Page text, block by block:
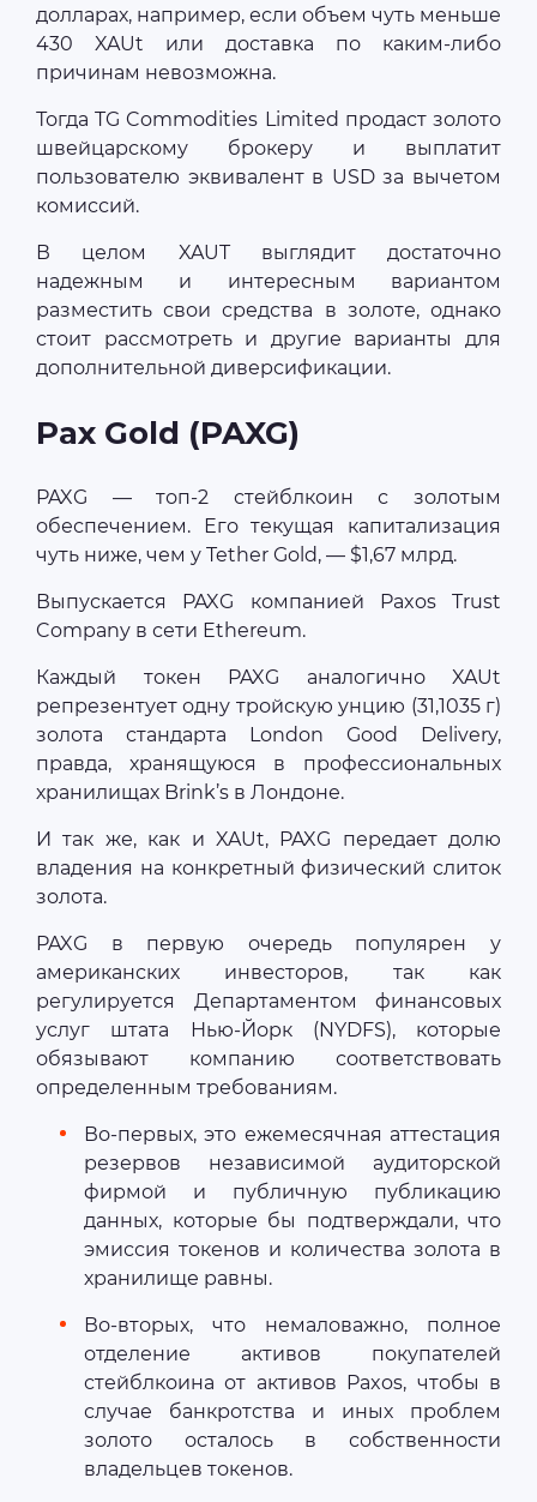
долларах, например, если объем чуть меньше
430 XAUt или доставка по каким-либо
причинам невозможна.
Тогда TG Commodities Limited продаст золото
швейцарскому брокеру и выплатит
пользователю эквивалент в USD за вычетом
комиссий.
В целом XAUT выглядит достаточно
надежным и интересным вариантом
разместить свои средства в золоте, однако
стоит рассмотреть и другие варианты для
дополнительной диверсификации.
Pax Gold (PAXG)
PAXG — топ-2 стейблкоин с золотым
обеспечением. Его текущая капитализация
чуть ниже, чем у Tether Gold, — $1,67 млрд.
Выпускается PAXG компанией Paxos Trust
Company в сети Ethereum.
Каждый токен PAXG аналогично XAUt
репрезентует одну тройскую унцию (31,1035 г)
золота стандарта London Good Delivery,
правда, хранящуюся в профессиональных
хранилищах Brink’s в Лондоне.
И так же, как и XAUt, PAXG передает долю
владения на конкретный физический слиток
золота.
PAXG в первую очередь популярен у
американских инвесторов, так как
регулируется Департаментом финансовых
услуг штата Нью-Йорк (NYDFS), которые
обязывают компанию соответствовать
определенным требованиям.
Во-первых, это ежемесячная аттестация
резервов независимой аудиторской
фирмой и публичную публикацию
данных, которые бы подтверждали, что
эмиссия токенов и количества золота в
хранилище равны.
Во-вторых, что немаловажно, полное
отделение активов покупателей
стейблкоина от активов Paxos, чтобы в
случае банкротства и иных проблем
золото осталось в собственности
владельцев токенов.